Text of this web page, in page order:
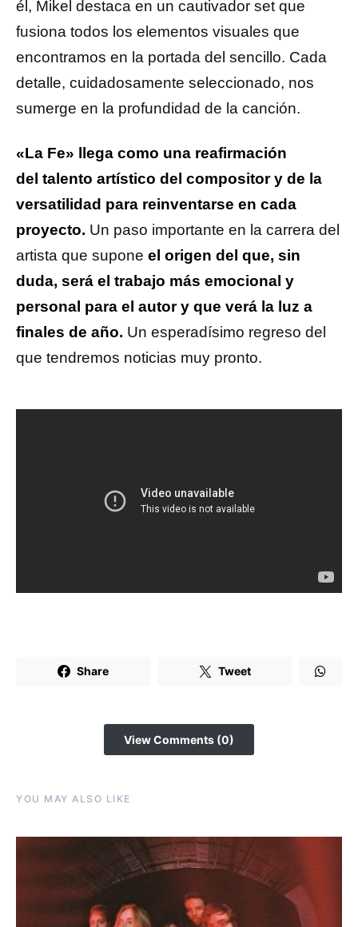
él, Mikel destaca en un cautivador set que
fusiona todos los elementos visuales que
encontramos en la portada del sencillo. Cada
detalle, cuidadosamente seleccionado, nos
sumerge en la profundidad de la canción.
«La Fe» llega como una reafirmación
del talento artístico del compositor y de la
versatilidad para reinventarse en cada
proyecto. Un paso importante en la carrera del
artista que supone el origen del que, sin
duda, será el trabajo más emocional y
personal para el autor y que verá la luz a
finales de año. Un esperadísimo regreso del
que tendremos noticias muy pronto.
Share Tweet
View Comments (0)
YOU MAY ALSO LIKE